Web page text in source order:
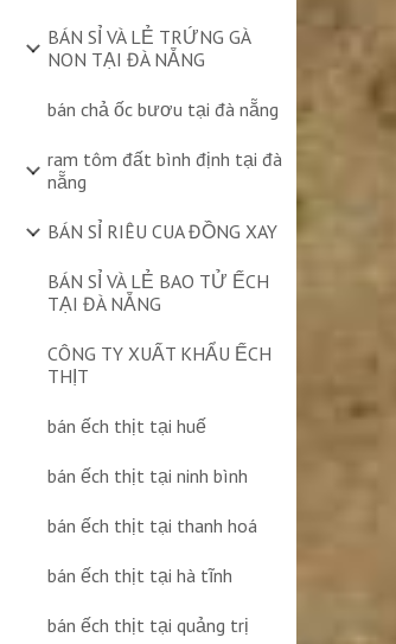
BÁN SỈ VÀ LẺ TRỨNG GÀ
NON TẠI ĐÀ NẴNG
bán chả ốc bươu tại đà nẵng
ram tôm đất bình định tại đà
nẵng
BÁN SỈ RIÊU CUA ĐỒNG XAY
BÁN SỈ VÀ LẺ BAO TỬ ẾCH
TẠI ĐÀ NẴNG
CÔNG TY XUẤT KHẨU ẾCH
THỊT
bán ếch thịt tại huế
bán ếch thịt tại ninh bình
bán ếch thịt tại thanh hoá
bán ếch thịt tại hà tĩnh
bán ếch thịt tại quảng trị